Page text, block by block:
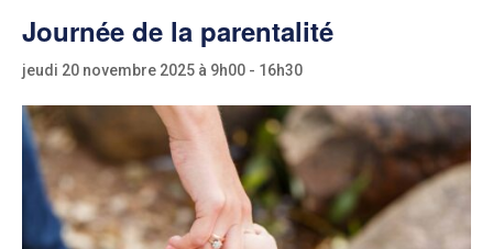
Journée de la parentalité
jeudi 20 novembre 2025 à 9h00 - 16h30